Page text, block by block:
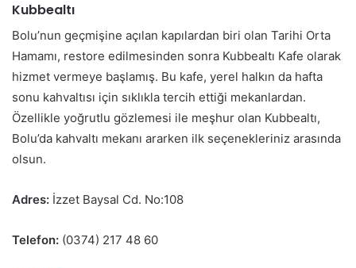
Kubbealtı
Bolu’nun geçmişine açılan kapılardan biri olan Tarihi Orta
Hamamı, restore edilmesinden sonra Kubbealtı Kafe olarak
hizmet vermeye başlamış. Bu kafe, yerel halkın da hafta
sonu kahvaltısı için sıklıkla tercih ettiği mekanlardan.
Özellikle yoğrutlu gözlemesi ile meşhur olan Kubbealtı,
Bolu’da kahvaltı mekanı ararken ilk seçenekleriniz arasında
olsun.
Adres: İzzet Baysal Cd. No:108
Telefon: (0374) 217 48 60